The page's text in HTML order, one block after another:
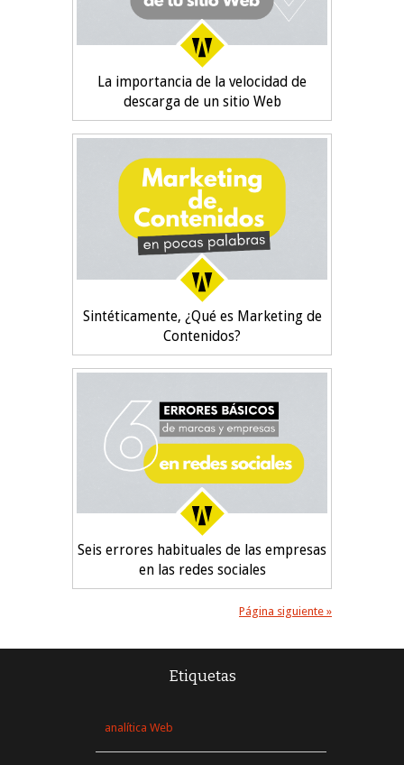
La importancia de la velocidad de
descarga de un sitio Web
Sintéticamente, ¿Qué es Marketing de
Contenidos?
Seis errores habituales de las empresas
en las redes sociales
Página siguiente »
Etiquetas
analítica Web